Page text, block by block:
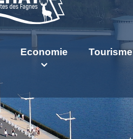
Economie Tourisme